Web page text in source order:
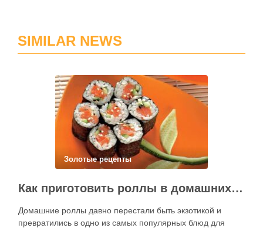
SIMILAR NEWS
Золотые рецепты
Как приготовить роллы в домашних условиях?
Домашние роллы давно перестали быть экзотикой и
превратились в одно из самых популярных блюд для